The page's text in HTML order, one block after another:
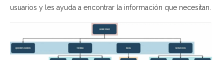
usuarios y les ayuda a encontrar la información que necesitan.